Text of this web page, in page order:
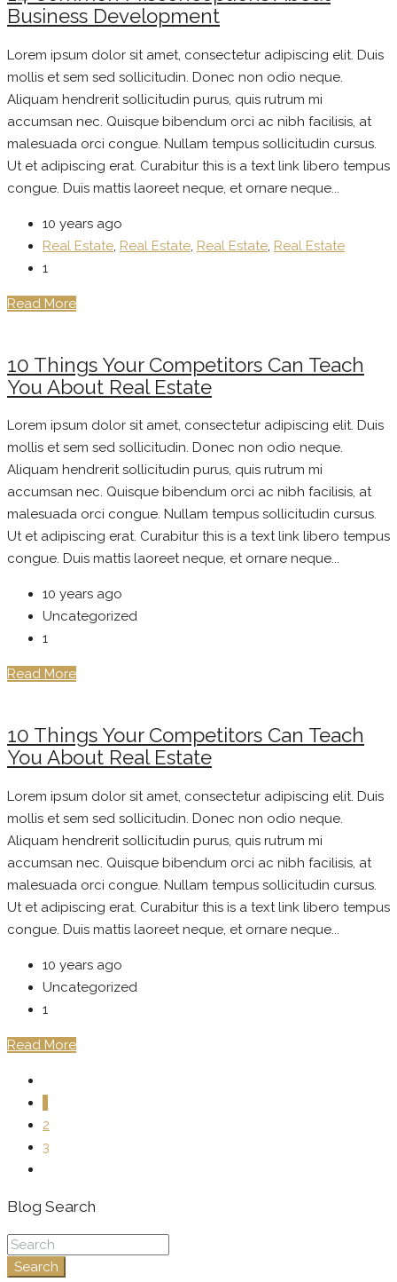
Business Development
Lorem ipsum dolor sit amet, consectetur adipiscing elit. Duis
mollis et sem sed sollicitudin. Donec non odio neque.
Aliquam hendrerit sollicitudin purus, quis rutrum mi
accumsan nec. Quisque bibendum orci ac nibh facilisis, at
malesuada orci congue. Nullam tempus sollicitudin cursus.
Ut et adipiscing erat. Curabitur this is a text link libero tempus
congue. Duis mattis laoreet neque, et ornare neque...
10 years ago
Real Estate, Real Estate, Real Estate, Real Estate
1
Read More
10 Things Your Competitors Can Teach
You About Real Estate
Lorem ipsum dolor sit amet, consectetur adipiscing elit. Duis
mollis et sem sed sollicitudin. Donec non odio neque.
Aliquam hendrerit sollicitudin purus, quis rutrum mi
accumsan nec. Quisque bibendum orci ac nibh facilisis, at
malesuada orci congue. Nullam tempus sollicitudin cursus.
Ut et adipiscing erat. Curabitur this is a text link libero tempus
congue. Duis mattis laoreet neque, et ornare neque...
10 years ago
Uncategorized
1
Read More
10 Things Your Competitors Can Teach
You About Real Estate
Lorem ipsum dolor sit amet, consectetur adipiscing elit. Duis
mollis et sem sed sollicitudin. Donec non odio neque.
Aliquam hendrerit sollicitudin purus, quis rutrum mi
accumsan nec. Quisque bibendum orci ac nibh facilisis, at
malesuada orci congue. Nullam tempus sollicitudin cursus.
Ut et adipiscing erat. Curabitur this is a text link libero tempus
congue. Duis mattis laoreet neque, et ornare neque...
10 years ago
Uncategorized
1
Read More
2
3
Blog Search
Search